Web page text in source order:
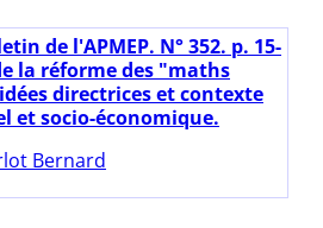
de l'APMEP. N° 352. p. 15-
la réforme des "maths
directrices et contexte
et socio-économique.
Bernard